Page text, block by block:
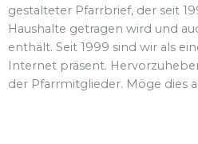
gestalteter Pfarrbrief, der seit
Haushalte getragen wird und
enthält. Seit 1999 sind wir als
Internet präsent.
der Pfarrmitglieder. Möge dies